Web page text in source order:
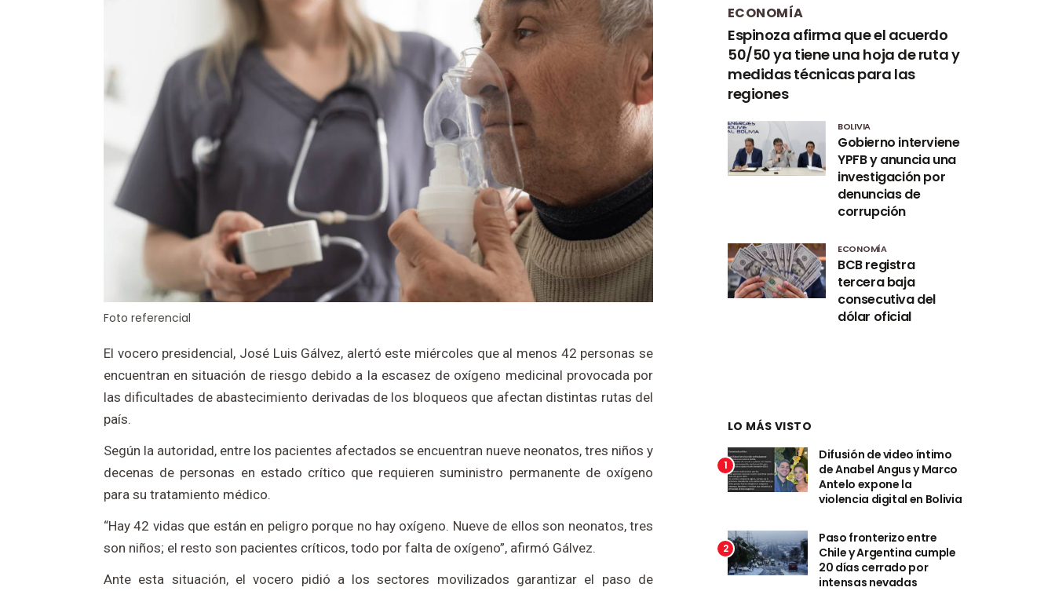
Foto referencial
El vocero presidencial, José Luis Gálvez, alertó este miércoles que al menos 42 personas se
encuentran en situación de riesgo debido a la escasez de oxígeno medicinal provocada por
las dificultades de abastecimiento derivadas de los bloqueos que afectan distintas rutas del
país.
Según la autoridad, entre los pacientes afectados se encuentran nueve neonatos, tres niños y
decenas de personas en estado crítico que requieren suministro permanente de oxígeno
para su tratamiento médico.
“Hay 42 vidas que están en peligro porque no hay oxígeno. Nueve de ellos son neonatos, tres
son niños; el resto son pacientes críticos, todo por falta de oxígeno”, afirmó Gálvez.
Ante esta situación, el vocero pidió a los sectores movilizados garantizar el paso de
ECONOMÍA
Espinoza afirma que el acuerdo
50/50 ya tiene una hoja de ruta y
medidas técnicas para las
regiones
BOLIVIA
Gobierno interviene
YPFB y anuncia una
investigación por
denuncias de
corrupción
ECONOMÍA
BCB registra
tercera baja
consecutiva del
dólar oficial
LO MÁS VISTO
1
Difusión de video íntimo
de Anabel Angus y Marco
Antelo expone la
violencia digital en Bolivia
2
Paso fronterizo entre
Chile y Argentina cumple
20 días cerrado por
intensas nevadas